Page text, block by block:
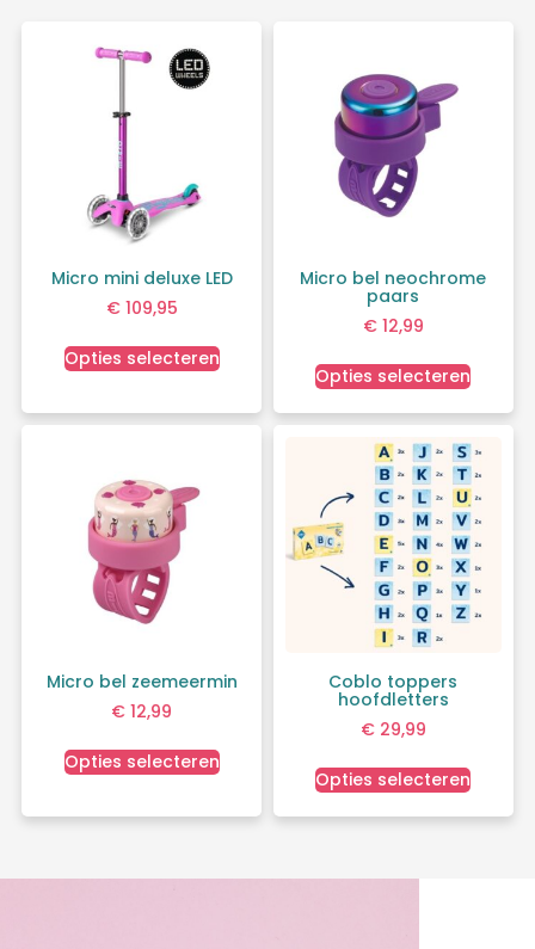
Micro mini deluxe LED
€109,95
Opties selecteren
Micro bel neochrome
paars
€12,99
Opties selecteren
Micro bel zeemeermin
€ 12,99
Opties selecteren
Coblo toppers
hoofdletters
€29,99
Opties selecteren